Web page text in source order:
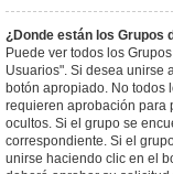
¿Donde están los Grupos
Puede ver todos los
Usuarios". Si desea unirse
botón apropiado. No todos
requieren aprobación para
ocultos. Si el grupo se
correspondiente. Si el
unirse haciendo clic en el